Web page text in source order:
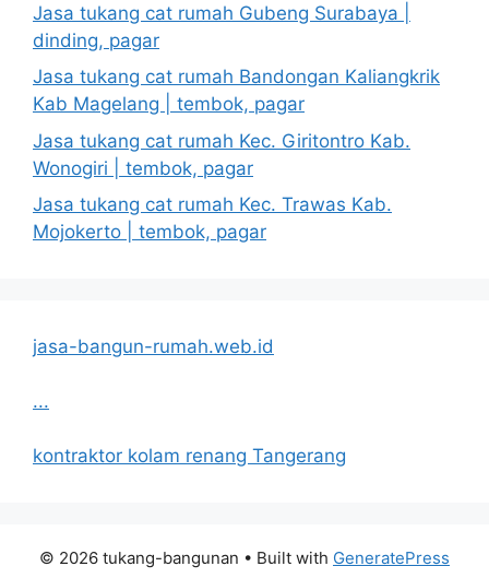
Jasa tukang cat rumah Gubeng Surabaya |
dinding, pagar
Jasa tukang cat rumah Bandongan Kaliangkrik
Kab Magelang | tembok, pagar
Jasa tukang cat rumah Kec. Giritontro Kab.
Wonogiri | tembok, pagar
Jasa tukang cat rumah Kec. Trawas Kab.
Mojokerto | tembok, pagar
jasa-bangun-rumah.web.id
...
kontraktor kolam renang Tangerang
© 2026 tukang-bangunan • Built with GeneratePress